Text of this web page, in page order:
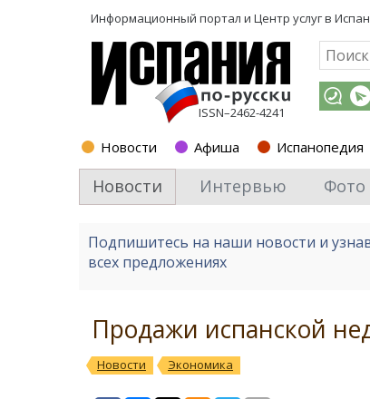
Информационный портал и Центр услуг в
ISSN–2462-4241
Новости Афиша Испанопедия
Новости Интервью Фото
Подпишитесь на наши новости и
всех предложениях
Продажи испанской
Новости Экономика